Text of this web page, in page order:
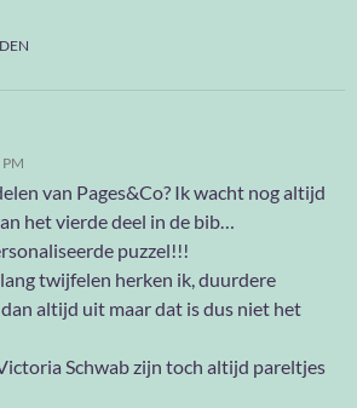
van Pages&Co? Ik wacht nog altijd
het vierde deel in de bib…
puzzel!!!
twijfelen herken ik, duurdere
altijd uit maar dat is dus niet het
Schwab zijn toch altijd pareltjes